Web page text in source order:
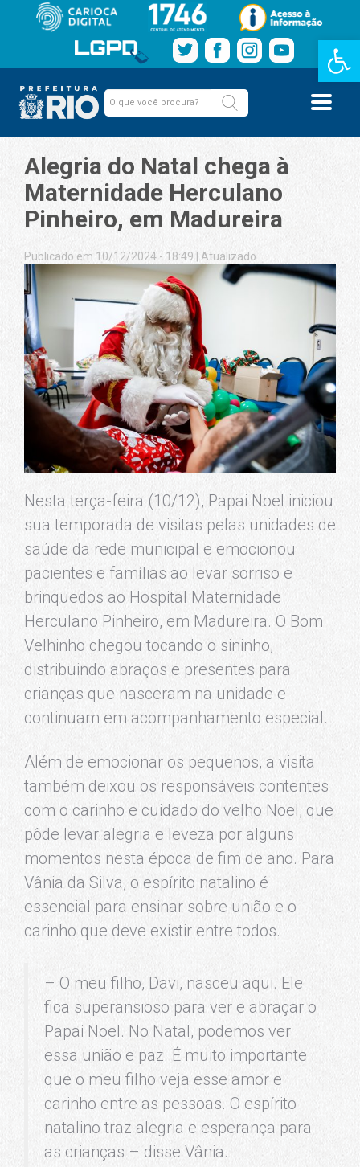
Barra de
Alegria do Natal chega à
Maternidade Herculano
Pinheiro, em Madureira
Publicado em 10/12/2024 - 18:49 Atualizado
Nesta terça-feira (10/12), Papai Noel iniciou
sua temporada de visitas pelas unidades de
saúde da rede municipal e emocionou
pacientes e famílias ao levar sorriso e
brinquedos ao Hospital Maternidade
Herculano Pinheiro, em Madureira. O Bom
Velhinho chegou tocando o sininho,
distribuindo abraços e presentes para
crianças que nasceram na unidade e
continuam em acompanhamento especial.
Além de emocionar os pequenos, a visita
também deixou os responsáveis contentes
com o carinho e cuidado do velho Noel, que
pôde levar alegria e leveza por alguns
momentos nesta época de fim de ano. Para
Vânia da Silva, o espírito natalino é
essencial para ensinar sobre união e o
carinho que deve existir entre todos.
– O meu filho, Davi, nasceu aqui. Ele
fica superansioso para ver e abraçar o
Papai Noel. No Natal, podemos ver
essa união e paz. É muito importante
que o meu filho veja esse amor e
carinho entre as pessoas. O espírito
natalino traz alegria e esperança para
as crianças – disse Vânia.